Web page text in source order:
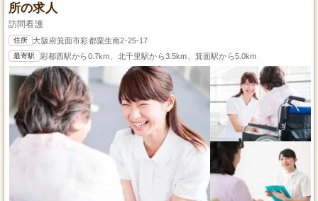
所の求人
訪問看護
住所 大阪府箕面市彩都粟生南2-25-17
最寄駅 彩都西駅から0.7km、北千里駅から3.5km、箕面駅から5.0km